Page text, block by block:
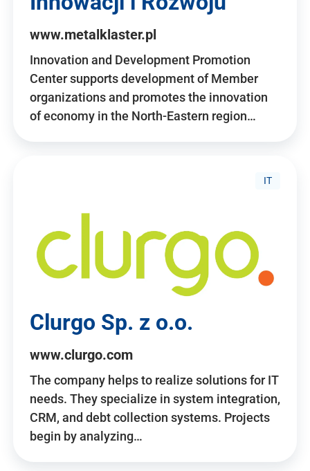
www.metalklaster.pl
Innovation and Development Promotion
Center supports development of Member
organizations and promotes the innovation
of economy in the North-Eastern region…
IT
Clurgo Sp. z o.o.
www.clurgo.com
The company helps to realize solutions for IT
needs. They specialize in system integration,
CRM, and debt collection systems. Projects
begin by analyzing…